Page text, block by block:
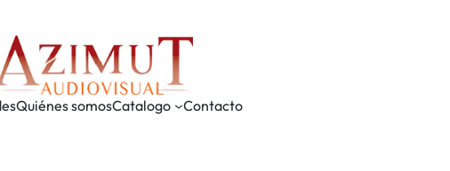
Quiénes somosCatalogo Contacto